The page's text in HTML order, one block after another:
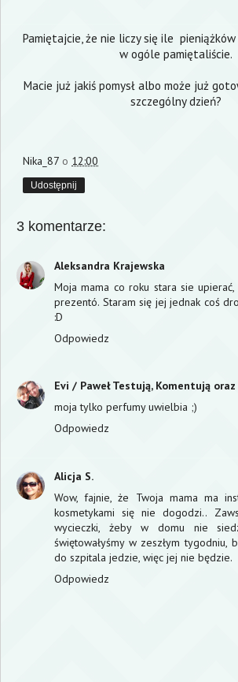
Pamiętajcie, że nie liczy się ile
w ogóle pamiętaliście.
Macie już jakiś pomysł albo może już
szczególny dzień?
Nika_87 o 12:00
Udostępnij
3 komentarze:
Aleksandra Krajewska
Moja mama co roku stara sie
prezentó. Staram się jej jednak coś
:D
Odpowiedz
Evi / Paweł Testują, Komentują oraz
moja tylko perfumy uwielbia ;)
Odpowiedz
Alicja S.
Wow, fajnie, że Twoja mama ma
kosmetykami się nie dogodzi..
wycieczki, żeby w domu nie
świętowałyśmy w zeszłym tygodniu,
do szpitala jedzie, więc jej nie będzie.
Odpowiedz